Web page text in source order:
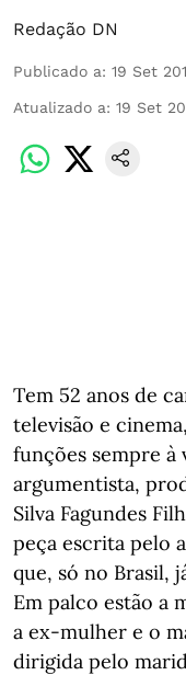
Redação DN
Publicado a: 19 Set
Atualizado a: 19 Set
Tem 52 anos de
televisão e
funções sempre à
argumentista,
Silva Fagundes
peça escrita pelo
que, só no Brasil,
Em palco estão a
a ex-mulher e o
dirigida pelo